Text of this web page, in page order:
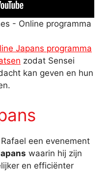
- Online programma
Japans programma
zodat Sensei
kan geven en hun
een evenement
waarin hij zijn
en efficiënter